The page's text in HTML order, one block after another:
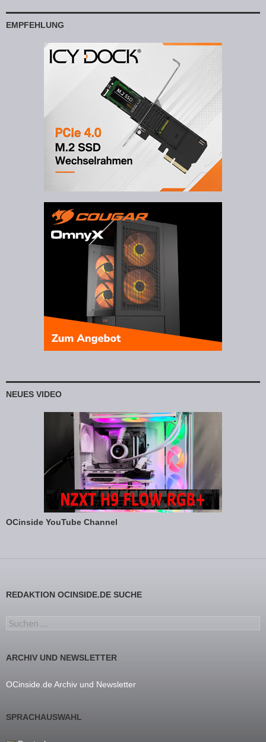
EMPFEHLUNG
NEUES VIDEO
OCinside YouTube Channel
REDAKTION OCINSIDE.DE SUCHE
Suchen nach:
ARCHIV UND NEWSLETTER
OCinside.de Archiv und Newsletter
SPRACHAUSWAHL